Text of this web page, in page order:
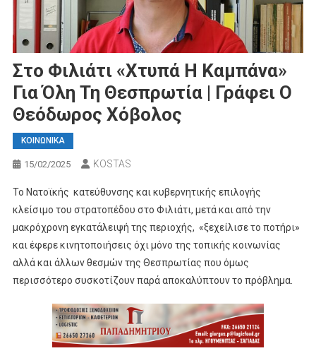
Στο Φιλιάτι «χτυπά Η Καμπάνα»
Για Όλη Τη Θεσπρωτία | Γράφει Ο
Θεόδωρος Χόβολος
ΚΟΙΝΩΝΙΚΑ
15/02/2025 KOSTAS
Το Νατοϊκής κατεύθυνσης και κυβερνητικής επιλογής
κλείσιμο του στρατοπέδου στο Φιλιάτι, μετά και από την
μακρόχρονη εγκατάλειψή της περιοχής, «ξεχείλισε το ποτήρι»
και έφερε κινητοποιήσεις όχι μόνο της τοπικής κοινωνίας
αλλά και άλλων θεσμών της Θεσπρωτίας που όμως
περισσότερο συσκοτίζουν παρά αποκαλύπτουν το πρόβλημα.